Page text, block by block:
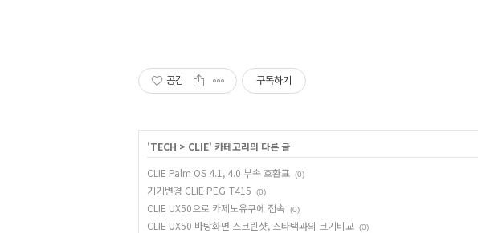
공감 구독하기
'TECH > CLIE' 카테고리의 다른 글
CLIE Palm OS 4.1, 4.0 부속 호환표 (0)
기기변경 CLIE PEG-T415 (0)
CLIE UX50으로 카제노유쿠에 접속 (0)
CLIE UX50 바탕화면 스크린샷, 스타택과의 크기비교 (0)